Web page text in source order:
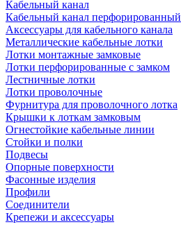
Кабельный канал
Кабельный канал перфорированный
Аксессуары для кабельного канала
Металлические кабельные лотки
Лотки монтажные замковые
Лотки перфорированные с замком
Лестничные лотки
Лотки проволочные
Фурнитура для проволочного лотка
Крышки к лоткам замковым
Огнестойкие кабельные линии
Стойки и полки
Подвесы
Опорные поверхности
Фасонные изделия
Профили
Соединители
Крепежи и аксессуары